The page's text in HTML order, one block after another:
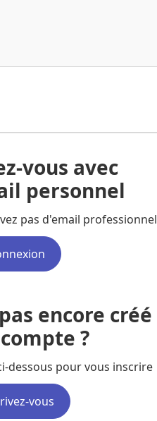
vous avec
personnel
pas d'email professionnel
encore créé
?
dessous pour vous inscrire
vous